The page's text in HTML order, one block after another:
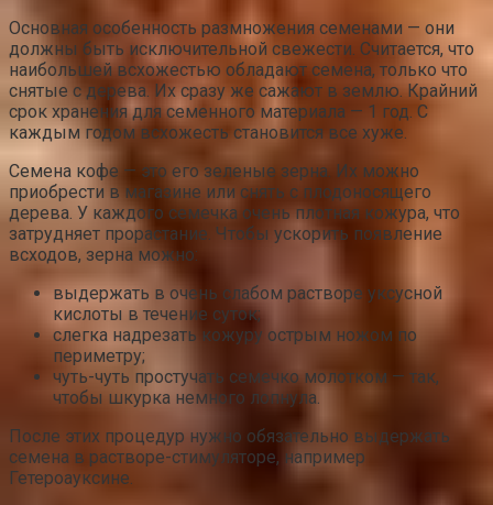
Основная особенность размножения семенами — они
должны быть исключительной свежести. Считается, что
наибольшей всхожестью обладают семена, только что
снятые с дерева. Их сразу же сажают в землю. Крайний
срок хранения для семенного материала — 1 год. С
каждым годом всхожесть становится все хуже.
Семена кофе — это его зеленые зерна. Их можно
приобрести в магазине или снять с плодоносящего
дерева. У каждого семечка очень плотная кожура, что
затрудняет прорастание. Чтобы ускорить появление
всходов, зерна можно:
выдержать в очень слабом растворе уксусной
кислоты в течение суток;
слегка надрезать кожуру острым ножом по
периметру;
чуть-чуть простучать семечко молотком — так,
чтобы шкурка немного лопнула.
После этих процедур нужно обязательно выдержать
семена в растворе-стимуляторе, например
Гетероауксине.